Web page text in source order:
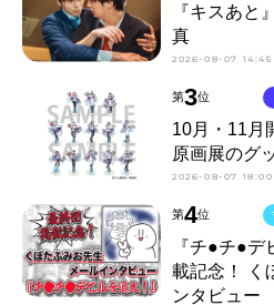
『キスあと
真
2026-08-07 14:45
第3位
10月・11月
原画展のグ
2026-08-07 18:00
第4位
『チ●チ●
載記念！ く
ンタビュー